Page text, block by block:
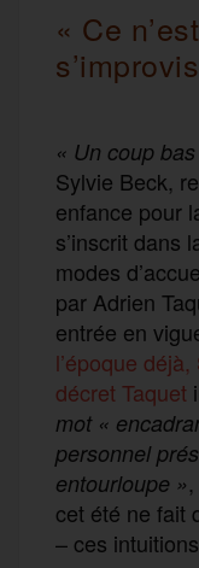
« Ce
« Un coup
Sylvie Beck,
enfance pour
s’inscrit dans
modes
par Adrien
entrée en
l’époque
décret Taquet
mot «
personnel
entourloupe »
cet été ne fait
– ces